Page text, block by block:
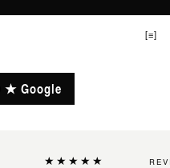
[≡]
★ Google
★★★★★